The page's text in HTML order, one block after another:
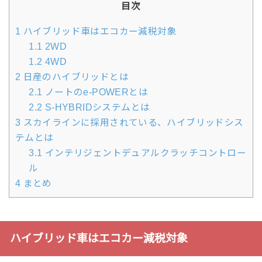
目次
1 ハイブリッド車はエコカー減税対象
1.1 2WD
1.2 4WD
2 日産のハイブリッドとは
2.1 ノートのe-POWERとは
2.2 S-HYBRIDシステムとは
3 スカイラインに採用されている、ハイブリッドシス
テムとは
3.1 インテリジェントデュアルクラッチコントロー
ル
4 まとめ
ハイブリッド車はエコカー減税対象